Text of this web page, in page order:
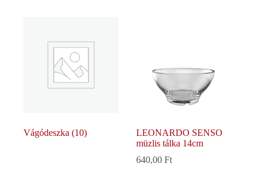
Vágódeszka (10)
LEONARDO SENSO
müzlis tálka 14cm
640,00Ft